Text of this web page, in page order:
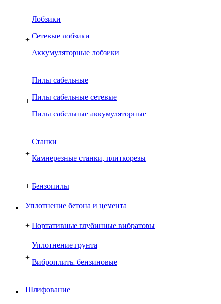
+
Лобзики
Сетевые лобзики
Аккумуляторные лобзики
+
Пилы сабельные
Пилы сабельные сетевые
Пилы сабельные аккумуляторные
+
Cтанки
Камнерезные станки, плиткорезы
+ Бензопилы
Уплотнение бетона и цемента
+ Портативные глубинные вибраторы
+
Уплотнение грунта
Виброплиты бензиновые
Шлифование